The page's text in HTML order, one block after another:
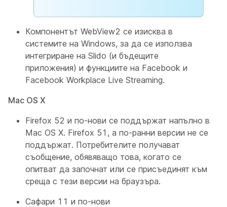
Компонентът WebView2 се изисква в
системите на Windows, за да се използва
интегриране на Slido (и бъдещите
приложения) и функциите на Facebook и
Facebook Workplace Live Streaming.
Mac OS X
Firefox 52 и по-нови се поддържат напълно в
Mac OS X. Firefox 51, а по-ранни версии не се
поддържат. Потребителите получават
съобщение, обявяващо това, когато се
опитват да започнат или се присъединят към
среща с тези версии на браузъра.
Сафари 11 и по-нови